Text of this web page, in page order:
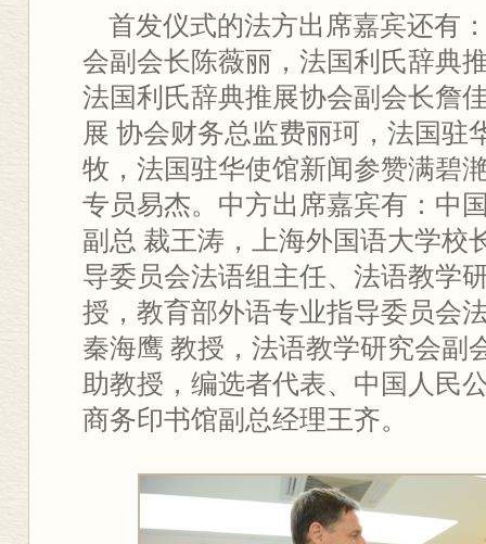
首发仪式的法方出席嘉宾还有
会副会长陈薇丽，法国利氏辞典
法国利氏辞典推展协会副会长詹
展 协会财务总监费丽珂，法国驻
牧，法国驻华使馆新闻参赞满碧
专员易杰。中方出席嘉宾有：中
副总 裁王涛，上海外国语大学校
导委员会法语组主任、法语教学
授，教育部外语专业指导委员会
秦海鹰 教授，法语教学研究会副
助教授，编选者代表、中国人民
商务印书馆副总经理王齐。